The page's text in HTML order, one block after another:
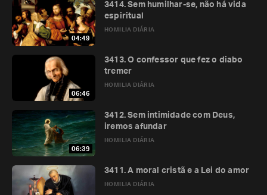
04:49
HOMILIA DIÁRIA
3414. Sem humilhar-se, não há vida
espiritual
06:46
HOMILIA DIÁRIA
3413. O confessor que fez o diabo
tremer
06:39
HOMILIA DIÁRIA
3412. Sem intimidade com Deus,
iremos afundar
HOMILIA DIÁRIA
3411. A moral cristã e a Lei do amor